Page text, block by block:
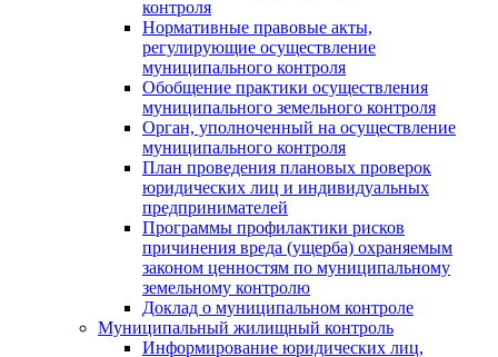
контроля
Нормативные правовые акты,
регулирующие осуществление
муниципального контроля
Обобщение практики осуществления
муниципального земельного контроля
Орган, уполноченный на осуществление
муниципального контроля
План проведения плановых проверок
юридических лиц и индивидуальных
предпринимателей
Программы профилактики рисков
причинения вреда (ущерба) охраняемым
законом ценностям по муниципальному
земельному контролю
Доклад о муниципальном контроле
Муниципальный жилищный контроль
Информирование юридических лиц,